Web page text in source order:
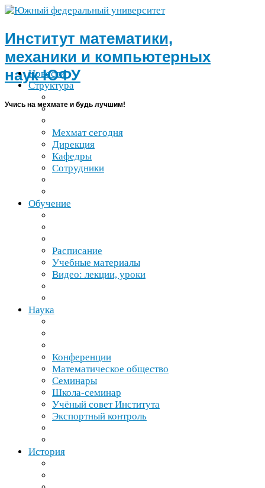
Институт математики,
механики и компьютерных
наукЮФУ
Учись на мехмате и будь лучшим!
Новости
Структура
Мехмат сегодня
Дирекция
Кафедры
Сотрудники
Обучение
Расписание
Учебные материалы
Видео: лекции, уроки
Наука
Конференции
Математическое общество
Семинары
Школа-​семинар
Учёный совет Института
Экспортный контроль
История